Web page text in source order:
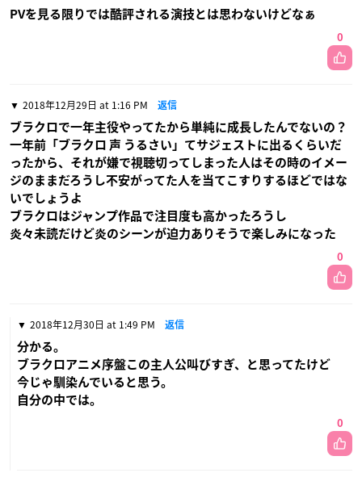
PVを見る限りでは酷評される演技とは思わないけどなぁ
0
2018年12月29日 at 1:16 PM 返信
ブラクロで一年主役やってたから単純に成長したんでないの？
一年前「ブラクロ 声 うるさい」てサジェストに出るくらいだ
ったから、それが嫌で視聴切ってしまった人はその時のイメー
ジのままだろうし不安がってた人を当てこすりするほどではな
いでしょうよ
ブラクロはジャンプ作品で注目度も高かったろうし
炎々未読だけど炎のシーンが迫力ありそうで楽しみになった
0
2018年12月30日 at 1:49 PM 返信
分かる。
ブラクロアニメ序盤この主人公叫びすぎ、と思ってたけど
今じゃ馴染んでいると思う。
自分の中では。
0